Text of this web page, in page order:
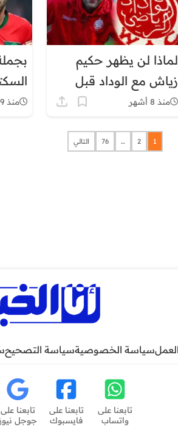
لماذا لن يظهر حكيم
زياش مع الوداد قبل
يناير؟ القصة الكاملة
منذ 8 أشهر
حول
منذ 9 أشهر
1
2
…
76 التالي
سياسة الخصوصيةسياسة التصحيح
تابعنا على
واتساب
تابعنا على
فايسبوك
تابعنا على
جوجل